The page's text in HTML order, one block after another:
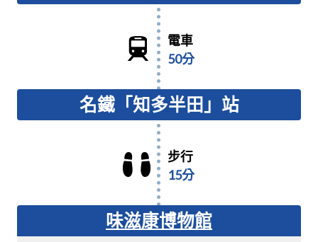
電車
50分
名鐵「知多半田」站
步行
15分
味滋康博物館